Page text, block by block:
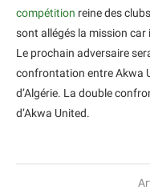
compétition reine des
sont allégés la mission
Le prochain adversaire
confrontation entre Akwa
d’Algérie. La double
d’Akwa United.